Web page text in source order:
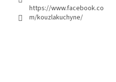
https://www.facebook.co
m/kouzlakuchyne/